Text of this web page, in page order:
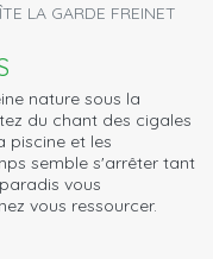
LA GARDE FREINET
nature sous la
du chant des cigales
piscine et les
semble s'arrêter tant
vous
vous ressourcer.